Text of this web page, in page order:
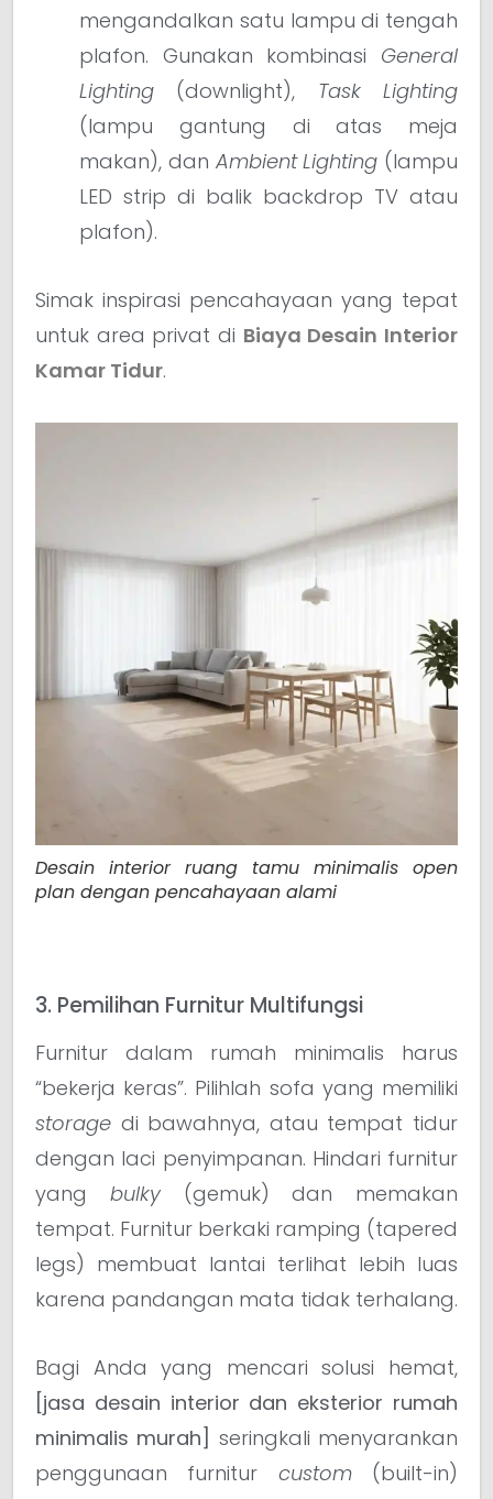
mengandalkan satu lampu di tengah
plafon. Gunakan kombinasi General
Lighting (downlight), Task Lighting
(lampu gantung di atas meja
makan), dan Ambient Lighting (lampu
LED strip di balik backdrop TV atau
plafon).
Simak inspirasi pencahayaan yang tepat
untuk area privat di Biaya Desain Interior
Kamar Tidur.
Desain interior ruang tamu minimalis open
plan dengan pencahayaan alami
3. Pemilihan Furnitur Multifungsi
Furnitur dalam rumah minimalis harus
“bekerja keras”. Pilihlah sofa yang memiliki
storage di bawahnya, atau tempat tidur
dengan laci penyimpanan. Hindari furnitur
yang bulky(gemuk) dan memakan
tempat. Furnitur berkaki ramping (tapered
legs) membuat lantai terlihat lebih luas
karena pandangan mata tidak terhalang.
Bagi Anda yang mencari solusi hemat,
[jasa desain interior dan eksterior rumah
minimalis murah] seringkali menyarankan
penggunaan furnitur custom(built-in)